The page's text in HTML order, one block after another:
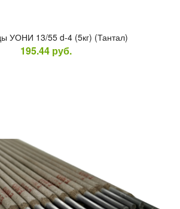
У­ОНИ 13/55 d-4 (5кг) (Тан­тал)
195.44 руб.